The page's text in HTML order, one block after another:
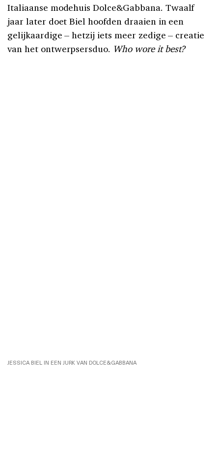
Italiaanse modehuis Dolce&Gabbana. Twaalf
jaar later doet Biel hoofden draaien in een
gelijkaardige – hetzij iets meer zedige – creatie
van het ontwerpsersduo. Who wore it best?
JESSICA BIEL IN EEN JURK VAN DOLCE&GABBANA